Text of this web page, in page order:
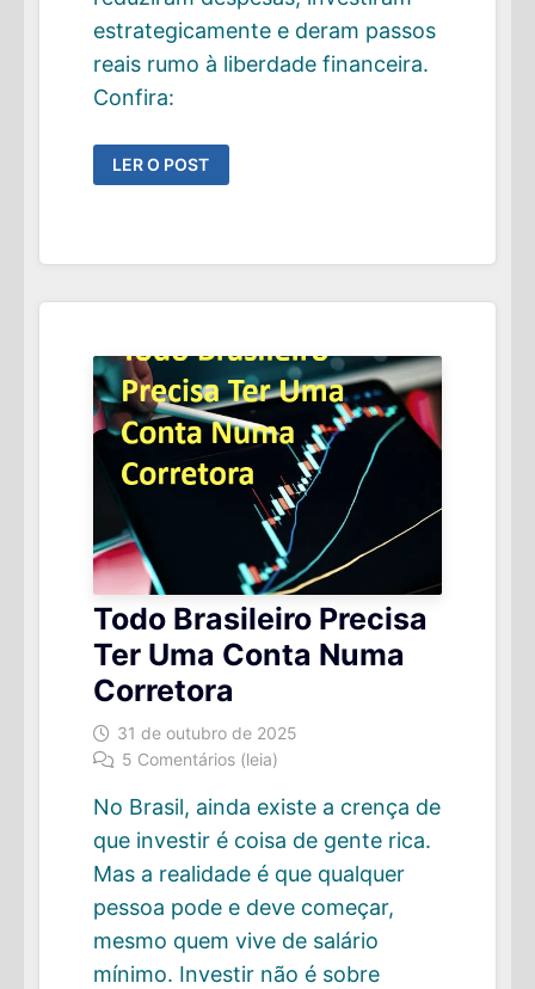
estrategicamente e deram passos
reais rumo à liberdade financeira.
Confira:
VITÓRIAS
DA
COMUNIDADE
2025
O
EM
2026
LER O POST
Todo Brasileiro Precisa
Ter Uma Conta Numa
Corretora
31 de outubro de 2025
5 Comentários (leia)
No Brasil, ainda existe a crença de
que investir é coisa de gente rica.
Mas a realidade é que qualquer
pessoa pode e deve começar,
mesmo quem vive de salário
mínimo. Investir não é sobre